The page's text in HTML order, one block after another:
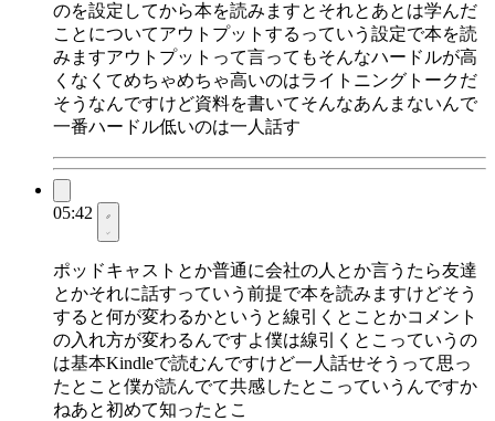
のを設定してから本を読みますとそれとあとは学んだ
ことについてアウトプットするっていう設定で本を読
みますアウトプットって言ってもそんなハードルが高
くなくてめちゃめちゃ高いのはライトニングトークだ
そうなんですけど資料を書いてそんなあんまないんで
一番ハードル低いのは一人話す
05:42
ポッドキャストとか普通に会社の人とか言うたら友達
とかそれに話すっていう前提で本を読みますけどそう
すると何が変わるかというと線引くとことかコメント
の入れ方が変わるんですよ僕は線引くとこっていうの
は基本Kindleで読むんですけど一人話せそうって思っ
たとこと僕が読んでて共感したとこっていうんですか
ねあと初めて知ったとこ